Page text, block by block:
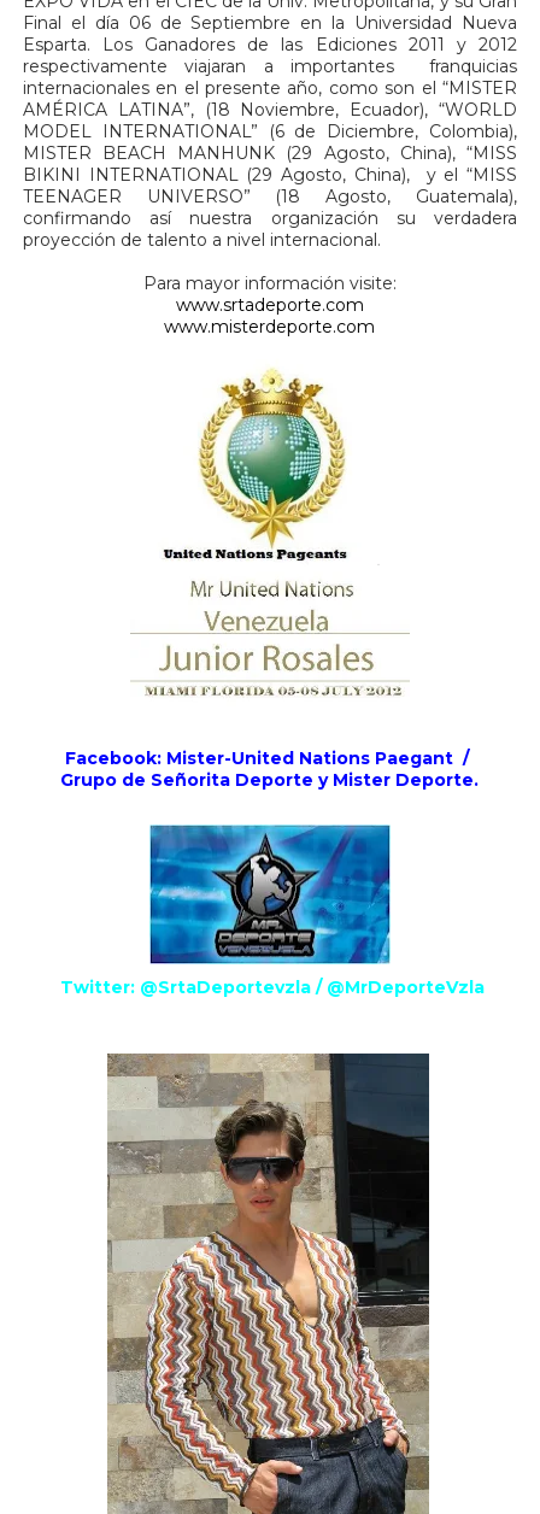
Final el día 06 de Septiembre en la Universidad Nueva
Esparta. Los Ganadores de las Ediciones 2011 y 2012
respectivamente viajaran a importantes franquicias
internacionales en el presente año, como son el “MISTER
AMÉRICA LATINA”, (18 Noviembre, Ecuador), “WORLD
MODEL INTERNATIONAL” (6 de Diciembre, Colombia),
MISTER BEACH MANHUNK (29 Agosto, China), “MISS
BIKINI INTERNATIONAL (29 Agosto, China), y el “MISS
TEENAGER UNIVERSO” (18 Agosto, Guatemala),
confirmando así nuestra organización su verdadera
proyección de talento a nivel internacional.
Para mayor información visite:
www.srtadeporte.com
www.misterdeporte.com
Facebook: Mister-United Nations Paegant /
Grupo de Señorita Deporte y Mister Deporte.
Twitter: @SrtaDeportevzla / @MrDeporteVzla